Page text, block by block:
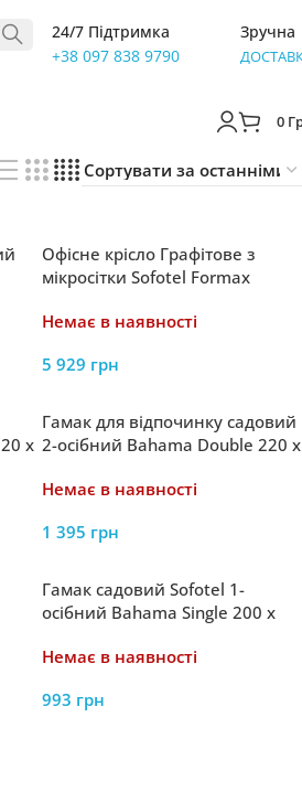
24/7 Підтримка
+38 097 838 9790
Зручна
0
Офісне крісло Графітове з
мікросітки Sofotel Formax
Немає в наявності
5 929 грн
x
Гамак для відпочинку садовий
2-осібний Bahama Double 220 x
Немає в наявності
1 395 грн
Гамак садовий Sofotel 1-
осібний Bahama Single 200 x
Немає в наявності
993 грн